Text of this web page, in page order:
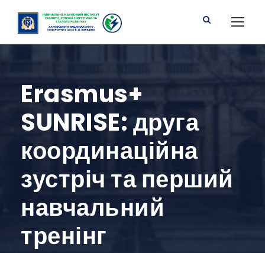
Erasmus+
SUNRISE: друга
координаційна
зустріч та перший
навчальний
тренінг